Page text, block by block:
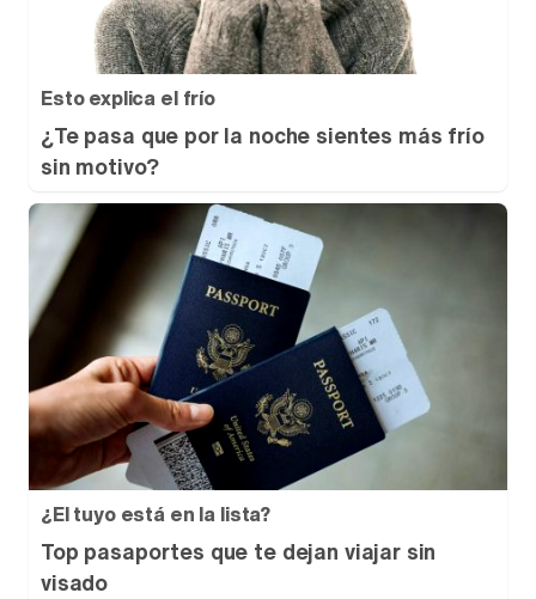
Esto explica el frío
¿Te pasa que por la noche sientes más frío
sin motivo?
¿El tuyo está en la lista?
Top pasaportes que te dejan viajar sin
visado